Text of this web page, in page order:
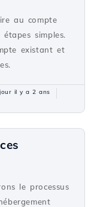
au compte
simples.
existant et
il y a 2 ans
le processus